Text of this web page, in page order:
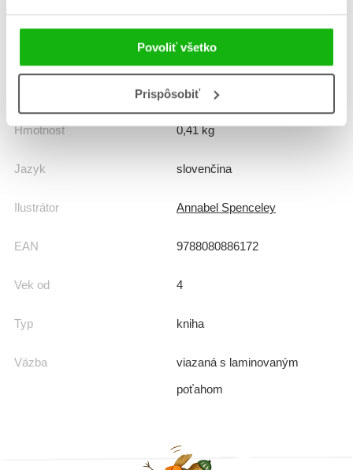
Povoliť všetko
Prispôsobiť
Počet strán 40
1.12.2019
235x230 mm
Hmotnosť 0,41 kg
Jazyk slovenčina
Ilustrátor Annabel Spenceley
EAN 9788080886172
Vek od 4
Typ kniha
Väzba
viazaná s laminovaným
poťahom